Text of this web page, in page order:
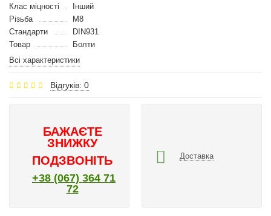
Клас міцності
Інший
Різьба
M8
Стандарти
DIN931
Товар
Болти
Всі характеристики
Відгуків: 0
БАЖАЄТЕ
ЗНИЖКУ
ПОДЗВОНІТЬ
+38 (067) 364 71
72
Доставка